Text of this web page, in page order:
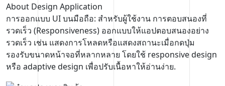
About Design Application
การออกแบบ UI บนมือถือ: สำหรับผู้ใช้งาน การตอบสนองที่
รวดเร็ว (Responsiveness) ออกแบบให้แอปตอบสนองอย่าง
รวดเร็ว เช่น แสดงการโหลดหรือแสดงสถานะเมื่อกดปุ่ม
รองรับขนาดหน้าจอที่หลากหลาย โดยใช้ responsive design
หรือ adaptive design เพื่อปรับเนื้อหาให้อ่านง่าย.